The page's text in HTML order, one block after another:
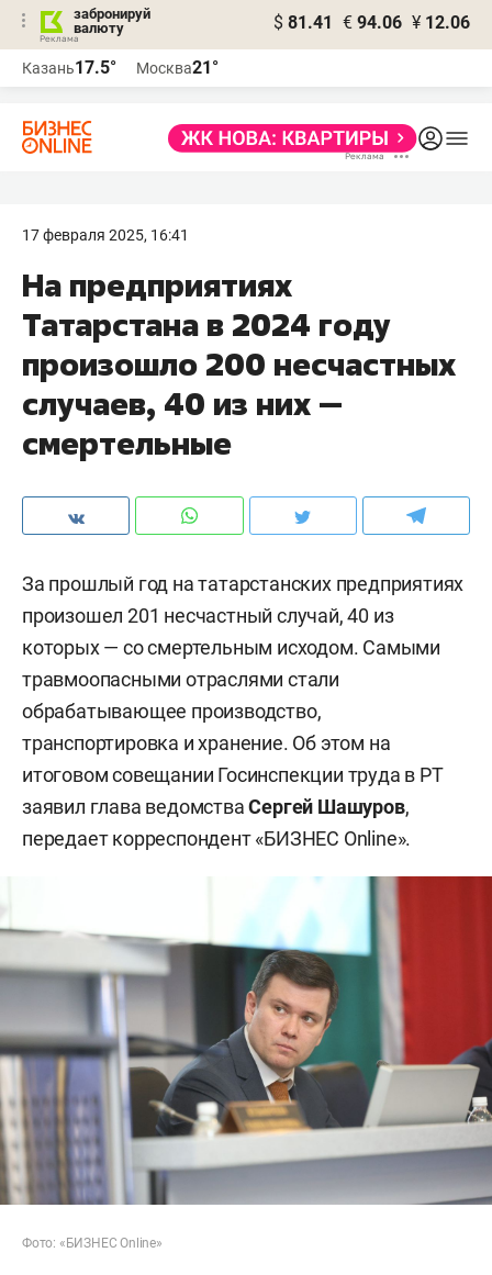
забронируй
валюту
$ 81.41 € 94.06 ¥ 12.06
Казань17.5° Москва21°
17 февраля 2025, 16:41
На предприятиях
Татарстана в 2024 году
произошло 200 несчастных
случаев, 40 из них —
смертельные
За прошлый год на татарстанских предприятиях
произошел 201 несчастный случай, 40 из
которых — со смертельным исходом. Самыми
травмоопасными отраслями стали
обрабатывающее производство,
транспортировка и хранение. Об этом на
итоговом совещании Госинспекции труда в РТ
заявил глава ведомстваСергей Шашуров,
передает корреспондент «БИЗНЕС Online».
Фото: «БИЗНЕС Online»